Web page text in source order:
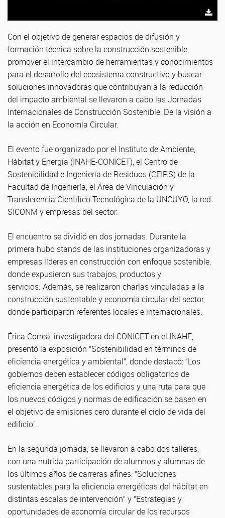
Con el objetivo de generar espacios de difusión y
formación técnica sobre la construcción sostenible,
promover el intercambio de herramientas y conocimientos
para el desarrollo del ecosistema constructivo y buscar
soluciones innovadoras que contribuyan a la reducción
del impacto ambiental se llevaron a cabo las Jornadas
Internacionales de Construcción Sostenible: De la visión a
la acción en Economía Circular.
El evento fue organizado por el Instituto de Ambiente,
Hábitat y Energía (INAHE-CONICET), el Centro de
Sostenibilidad e Ingeniería de Residuos (CEIRS) de la
Facultad de Ingeniería, el Área de Vinculación y
Transferencia Científico Tecnológica de la UNCUYO, la red
SICONM y empresas del sector.
El encuentro se dividió en dos jornadas. Durante la
primera hubo stands de las instituciones organizadoras y
empresas líderes en construcción con enfoque sostenible,
donde expusieron sus trabajos, productos y
servicios. Además, se realizaron charlas vinculadas a la
construcción sustentable y economía circular del sector,
donde participaron referentes locales e internacionales.
Érica Correa, investigadora del CONICET en el INAHE,
presentó la exposición “Sostenibilidad en términos de
eficiencia energética y ambiental”, donde destacó: “Los
gobiernos deben establecer códigos obligatorios de
eficiencia energética de los edificios y una ruta para que
los nuevos códigos y normas de edificación se basen en
el objetivo de emisiones cero durante el ciclo de vida del
edificio”.
En la segunda jornada, se llevaron a cabo dos talleres,
con una nutrida participación de alumnos y alumnas de
los últimos años de carreras afines: “Soluciones
sustentables para la eficiencia energéticas del hábitat en
distintas escalas de intervención” y “Estrategias y
oportunidades de economía circular de los recursos